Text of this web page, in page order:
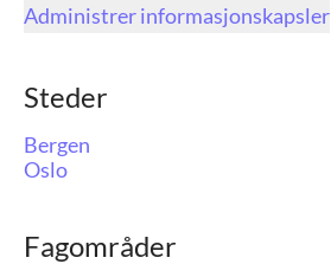
Administrer informasjonskapsler
Steder
Bergen
Oslo
Fagområder